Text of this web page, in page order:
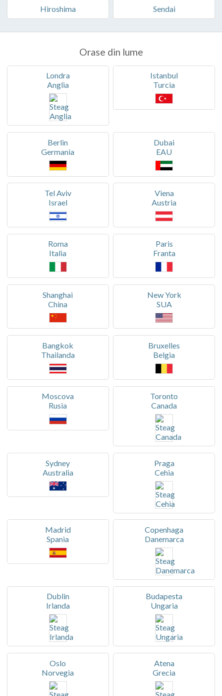
Hiroshima Sendai
Orase din lume
Londra
Anglia
Istanbul
Turcia
Berlin
Germania
Dubai
EAU
Tel Aviv
Israel
Viena
Austria
Roma
Italia
Paris
Franta
Shanghai
China
New York
SUA
Bangkok
Thailanda
Bruxelles
Belgia
Moscova
Rusia
Toronto
Canada
Sydney
Australia
Praga
Cehia
Madrid
Spania
Copenhaga
Danemarca
Dublin
Irlanda
Budapesta
Ungaria
Oslo
Norvegia
Atena
Grecia